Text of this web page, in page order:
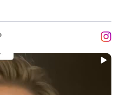
cómo la